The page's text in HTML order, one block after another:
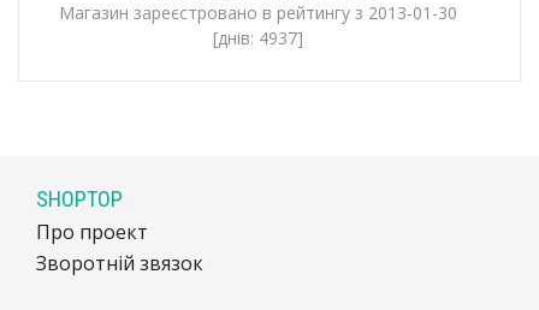
Магазин зареєстровано в рейтингу з 2013-01-30
[днів: 4937]
SHOPTOP
Про проект
Зворотній звязок